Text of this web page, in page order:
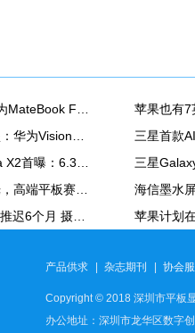
产品供求 杂志期刊 协会
Copyright © 2018 深圳市平板
办公地址：深圳市龙华区数字